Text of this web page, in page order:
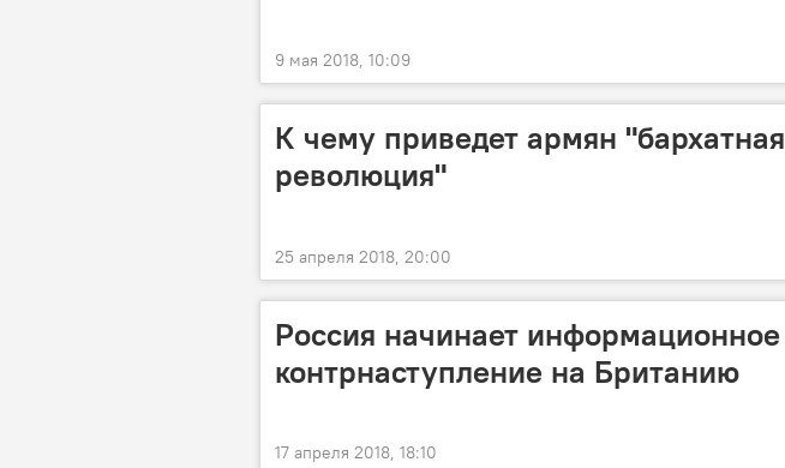
9 мая 2018, 10:09
К чему приведет армян "бархатная
революция"
25 апреля 2018, 20:00
Россия начинает информационное
контрнаступление на Британию
17 апреля 2018, 18:10